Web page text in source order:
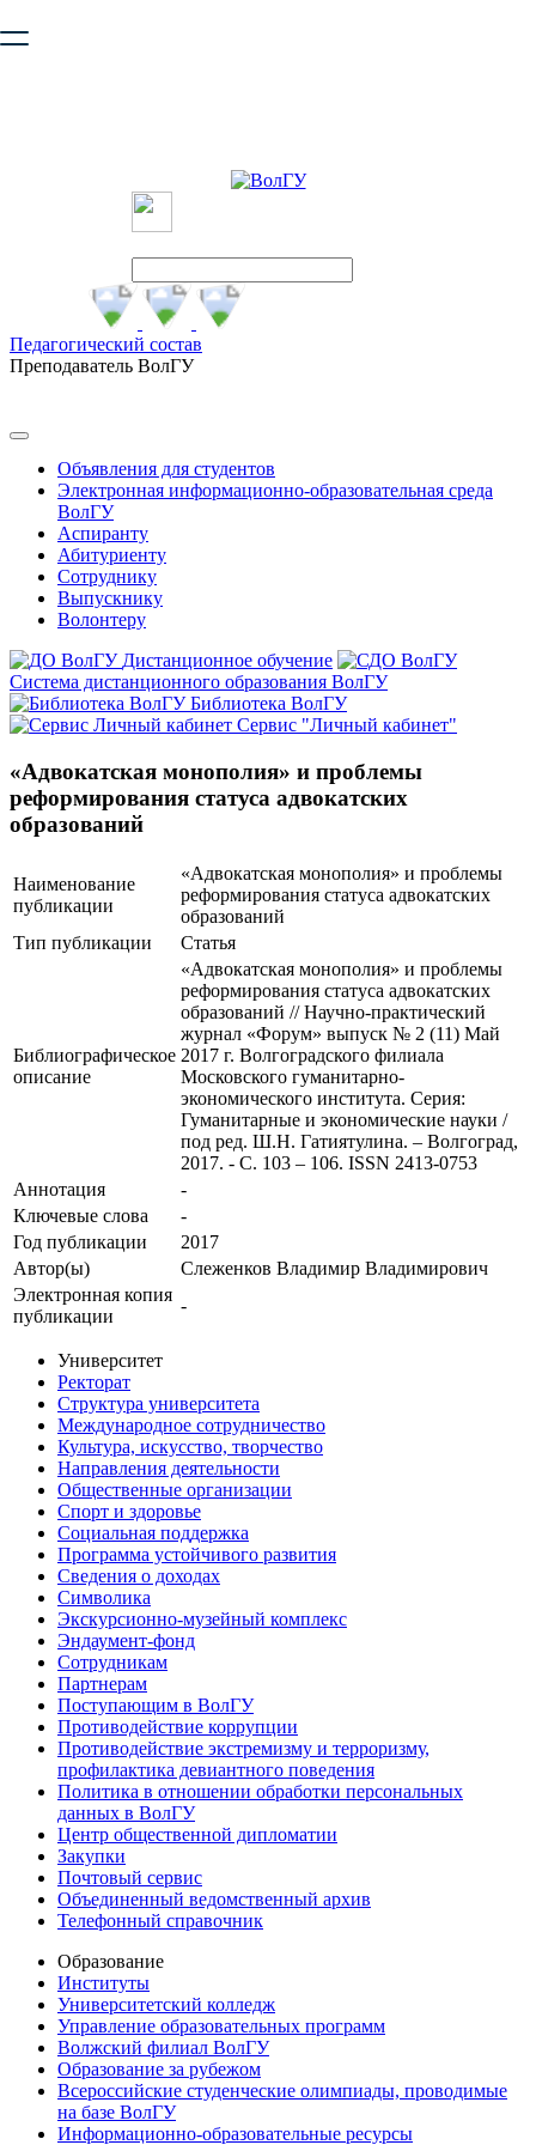
безопасную работу с сайтом. Пожалуйста
Педагогический состав
Преподаватель ВолГУ
Объявления для студентов
Электронная информационно-образовательная среда
ВолГУ
Аспиранту
Абитуриенту
Сотруднику
Выпускнику
Волонтеру
Дистанционное обучение
Система дистанционного образования ВолГУ
Библиотека ВолГУ
Сервис "Личный кабинет"
«Адвокатская монополия» и проблемы
реформирования статуса адвокатских
образований
Наименование
публикации
«Адвокатская монополия» и проблемы
реформирования статуса адвокатских
образований
Тип публикации
Статья
Библиографическое
описание
«Адвокатская монополия» и проблемы
реформирования статуса адвокатских
образований // Научно-практический
журнал «Форум» выпуск № 2 (11) Май
2017 г. Волгоградского филиала
Московского гуманитарно-
экономического института. Серия:
Гуманитарные и экономические науки /
под ред. Ш.Н. Гатиятулина. – Волгоград,
2017. - С. 103 – 106. ISSN 2413-0753
Аннотация
-
Ключевые cлова
-
Год публикации
2017
Автор(ы)
Слеженков Владимир Владимирович
Электронная копия
публикации
-
Университет
Ректорат
Структура университета
Международное сотрудничество
Культура, искусство, творчество
Направления деятельности
Общественные организации
Спорт и здоровье
Социальная поддержка
Программа устойчивого развития
Сведения о доходах
Символика
Экскурсионно-музейный комплекс
Эндаумент-фонд
Сотрудникам
Партнерам
Поступающим в ВолГУ
Противодействие коррупции
Противодействие экстремизму и терроризму,
профилактика девиантного поведения
Политика в отношении обработки персональных
данных в ВолГУ
Центр общественной дипломатии
Закупки
Почтовый сервис
Объединенный ведомственный архив
Телефонный справочник
Образование
Институты
Университетский колледж
Управление образовательных программ
Волжский филиал ВолГУ
Образование за рубежом
Всероссийские студенческие олимпиады, проводимые
на базе ВолГУ
Информационно-образовательные ресурсы